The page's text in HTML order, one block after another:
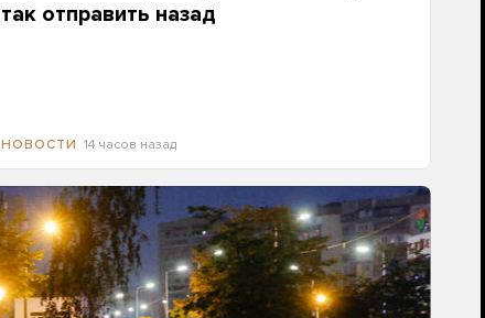
так отправить назад
НОВОСТИ 14 часов назад